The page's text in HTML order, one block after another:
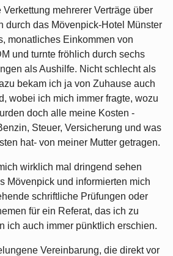
mehrerer Verträge über
durch das Mövenpick-Hotel Münster
monatliches Einkommen von
und turnte fröhlich durch sechs
als Aushilfe. Nicht schlecht als
bekam ich ja von Zuhause auch
wobei ich mich immer fragte, wozu
doch alle meine Kosten -
Steuer, Versicherung und was
hat- von meiner Mutter getragen.
wirklich mal dringend sehen
Mövenpick und informierten mich
schriftliche Prüfungen oder
für ein Referat, das ich zu
ich auch immer pünktlich erschien.
Vereinbarung, die direkt vor